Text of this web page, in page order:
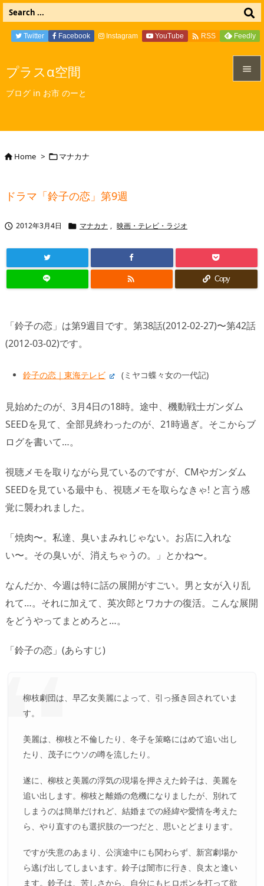
プラスα空間
ブログ in お市 のーと

Twitter Facebook Instagram YouTube  RSS Feedly
Home > マナカナ
ドラマ「鈴子の恋」第9週
 2012年3月4日  マナカナ , 映画・テレビ・ラジオ
 Copy
「鈴子の恋」は第9週目です。第38話(2012-02-27)〜第42話
(2012-03-02)です。
鈴子の恋｜東海テレビ (ミヤコ蝶々女の一代記)
見始めたのが、3月4日の18時。途中、機動戦士ガンダム
SEEDを見て、全部見終わったのが、21時過ぎ。そこからブ
ログを書いて…。
視聴メモを取りながら見ているのですが、CMやガンダム
SEEDを見ている最中も、視聴メモを取らなきゃ! と言う感
覚に襲われました。
「焼肉〜。私達、臭いまみれじゃない。お店に入れな
い〜。その臭いが、消えちゃうの。」とかね〜。
なんだか、今週は特に話の展開がすごい。男と女が入り乱
れて…。それに加えて、英次郎とワカナの復活。こんな展開
をどうやってまとめろと…。
「鈴子の恋」(あらすじ)
柳枝劇団は、早乙女美麗によって、引っ掻き回されていま
す。
美麗は、柳枝と不倫したり、冬子を策略にはめて追い出し
たり、茂子にウソの噂を流したり。
遂に、柳枝と美麗の浮気の現場を押さえた鈴子は、美麗を
追い出します。柳枝と離婚の危機になりましたが、別れて
しまうのは簡単だけれど、結婚までの経緯や愛情を考えた
ら、やり直すのも選択肢の一つだと、思いとどまります。
ですが失意のあまり、公演途中にも関わらず、新宮劇場か
ら逃げ出してしまいます。鈴子は闇市に行き、良太と逢い
ます。鈴子は、苦しさから、自分にもヒロポンを打って欲